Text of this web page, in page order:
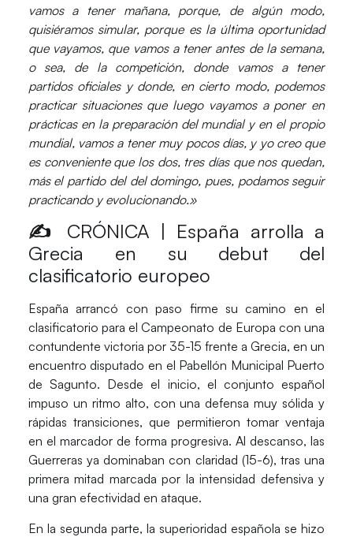
vamos a tener mañana, porque, de algún modo,
quisiéramos simular, porque es la última oportunidad
que vayamos, que vamos a tener antes de la semana,
o sea, de la competición, donde vamos a tener
partidos oficiales y donde, en cierto modo, podemos
practicar situaciones que luego vayamos a poner en
prácticas en la preparación del mundial y en el propio
mundial, vamos a tener muy pocos días, y yo creo que
es conveniente que los dos, tres días que nos quedan,
más el partido del del domingo, pues, podamos seguir
practicando y evolucionando.»
✍️ CRÓNICA | España arrolla a
Grecia en su debut del
clasificatorio europeo
España arrancó con paso firme su camino en el
clasificatorio para el Campeonato de Europa con una
contundente victoria por 35-15 frente a Grecia, en un
encuentro disputado en el Pabellón Municipal Puerto
de Sagunto. Desde el inicio, el conjunto español
impuso un ritmo alto, conuna defensa muy sólida y
rápidas transiciones, que permitieron tomar ventaja
en el marcador de forma progresiva. Al descanso, las
Guerreras ya dominaban con claridad (15-6), tras una
primera mitad marcada por la intensidad defensiva y
una gran efectividad en ataque.
En la segunda parte, la superioridad española se hizo